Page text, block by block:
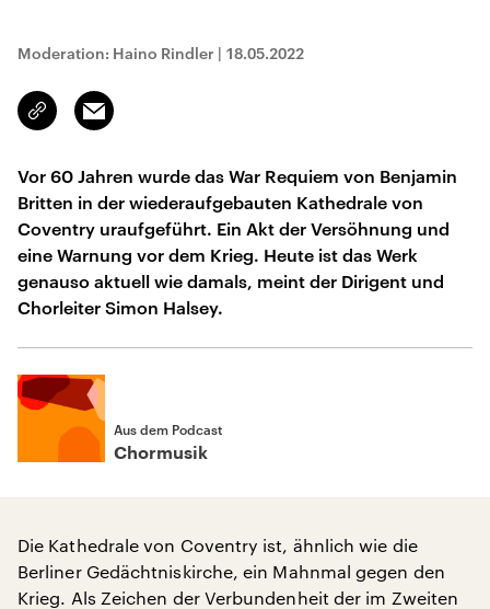
Moderation: Haino Rindler | 18.05.2022
Link
kopieren/teilen
Email
Vor 60 Jahren wurde das War Requiem von Benjamin
Britten in der wiederaufgebauten Kathedrale von
Coventry uraufgeführt. Ein Akt der Versöhnung und
eine Warnung vor dem Krieg. Heute ist das Werk
genauso aktuell wie damals, meint der Dirigent und
Chorleiter Simon Halsey.
Aus dem Podcast
Chormusik
Die Kathedrale von Coventry ist, ähnlich wie die
Berliner Gedächtniskirche, ein Mahnmal gegen den
Krieg. Als Zeichen der Verbundenheit der im Zweiten